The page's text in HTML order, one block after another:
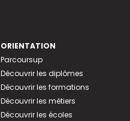
ORIENTATION
Parcoursup
Découvrir les diplômes
Découvrir les formations
Découvrir les métiers
Découvrir les écoles